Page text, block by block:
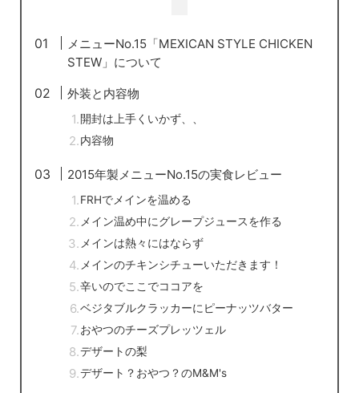
メニューNo.15「MEXICAN STYLE CHICKEN
STEW」について
外装と内容物
開封は上手くいかず、、
内容物
2015年製メニューNo.15の実食レビュー
FRHでメインを温める
メイン温め中にグレープジュースを作る
メインは熱々にはならず
メインのチキンシチューいただきます！
辛いのでここでココアを
ベジタブルクラッカーにピーナッツバター
おやつのチーズプレッツェル
デザートの梨
デザート？おやつ？のM&M's